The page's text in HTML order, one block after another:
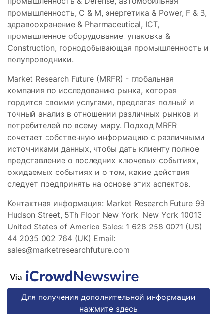
промышленность, C & M, энергетика & Power, F & B,
здравоохранение & Pharmaceutical, ICT,
промышленное оборудование, упаковка &
Construction, горнодобывающая промышленность и
полупроводники.
Market Research Future (MRFR) - глобальная
компания по исследованию рынка, которая
гордится своими услугами, предлагая полный и
точный анализ в отношении различных рынков и
потребителей по всему миру. Подход MRFR
сочетает собственную информацию с различными
источниками данных, чтобы дать клиенту полное
представление о последних ключевых событиях,
ожидаемых событиях и о том, какие действия
следует предпринять на основе этих аспектов.
Контактная информация: Market Research Future 99
Hudson Street, 5Th Floor New York, New York 10013
United States of America Sales: 1 628 258 0071 (US)
44 2035 002 764 (UK) Email:
sales@marketresearchfuture.com
Для получения дополнительной информации
нажмите здесь